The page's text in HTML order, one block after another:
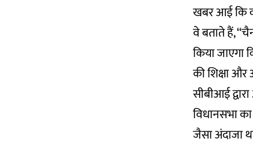
खबर आई कि
वे बताते हैं,
किया जाएगा
की शिक्षा
सीबीआई
विधानसभा
जैसा अंदाजा